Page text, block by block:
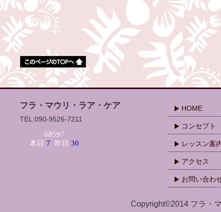
フラ・マウリ・ラア・ケア
TEL:090-9526-7211
HOME
コンセプト
レッスン案
アクセス
お問い合わ
Copyright©2014 フラ・